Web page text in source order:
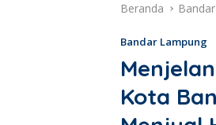
Beranda
Bandar Lampung
Kota